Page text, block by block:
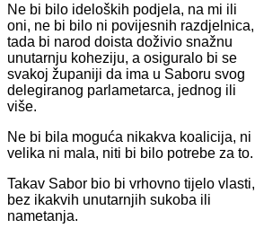
Ne bi bilo ideloških podjela, na mi ili
oni, ne bi bilo ni povijesnih razdjelnica,
tada bi narod doista doživio snažnu
unutarnju koheziju, a osiguralo bi se
svakoj županiji da ima u Saboru svog
delegiranog parlametarca, jednog ili
više.
Ne bi bila moguća nikakva koalicija, ni
velika ni mala, niti bi bilo potrebe za to.
Takav Sabor bio bi vrhovno tijelo vlasti,
bez ikakvih unutarnjih sukoba ili
nametanja.